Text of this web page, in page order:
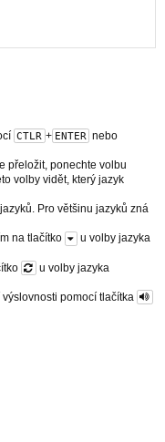
CTLR + ENTER nebo
přeložit, ponechte volbu
volby vidět, který jazyk
Pro většinu jazyků zná
na tlačítko
u volby jazyka
u volby jazyka
pomocí tlačítka